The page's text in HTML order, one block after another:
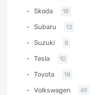
Skoda 18
Subaru 13
Suzuki 8
Tesla 10
Toyota 18
Volkswagen 49